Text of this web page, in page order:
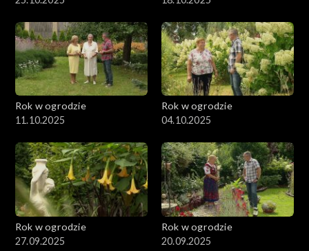
Rok w ogrodzie
11.10.2025
Rok w ogrodzie
04.10.2025
Rok w ogrodzie
27.09.2025
Rok w ogrodzie
20.09.2025